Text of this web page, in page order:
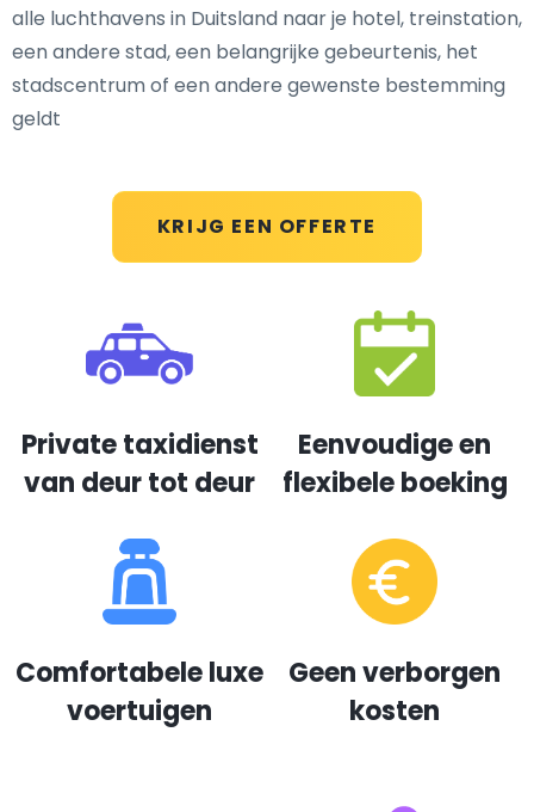
KRIJG EEN OFFERTE
alle luchthavens in Duitsland naar je hotel, treinstation,
een andere stad, een belangrijke gebeurtenis, het
stadscentrum of een andere gewenste bestemming
geldt
Private taxidienst
van deur tot deur
Eenvoudige en
flexibele boeking
Comfortabele luxe
voertuigen
Geen verborgen
kosten